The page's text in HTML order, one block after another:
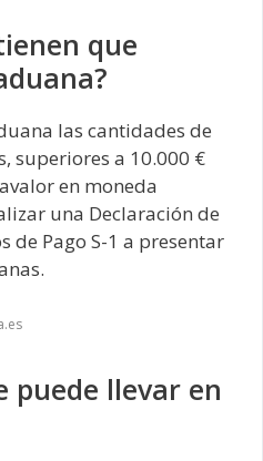
que
las cantidades de
superiores a 10.000 €
en moneda
una Declaración de
de Pago S-1 a presentar
puede llevar en